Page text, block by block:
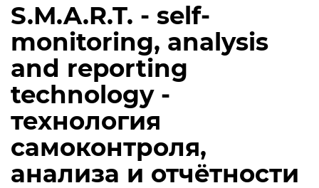
S.M.A.R.T. - self-
monitoring, analysis
and reporting
technology -
технология
самоконтроля,
анализа и отчётности